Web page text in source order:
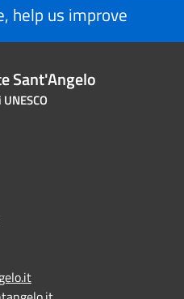
help us improve
Sant'Angelo